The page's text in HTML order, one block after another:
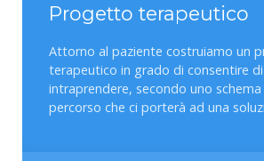
Progetto terapeutico
Attorno al paziente costruiamo un
terapeutico in grado di consentire di
intraprendere, secondo uno
percorso che ci porterà ad una